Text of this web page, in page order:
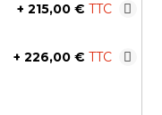
+ 215,00 €
+ 226,00 €